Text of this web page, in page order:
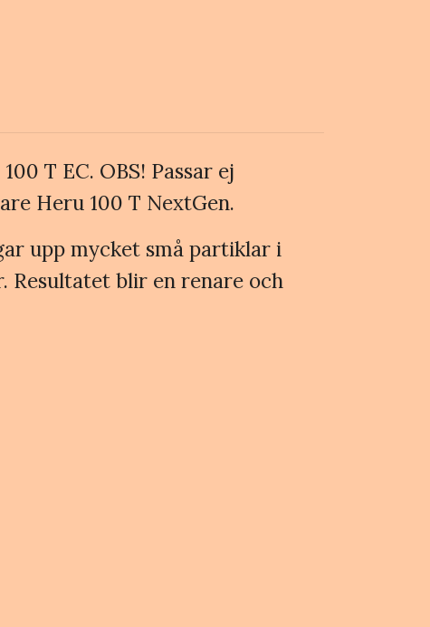
T EC. OBS! Passar ej
Heru 100 T NextGen.
upp mycket små partiklar i
Resultatet blir en renare och